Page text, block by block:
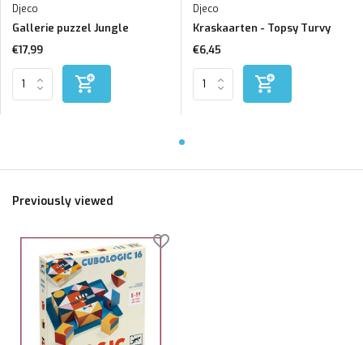
Djeco
Gallerie puzzel Jungle
€17,99
Djeco
Kraskaarten - Topsy Turvy
€6,45
Previously viewed